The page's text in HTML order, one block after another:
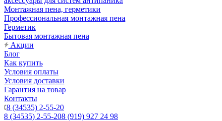
Монтажная пена, герметики
Профессиональная монтажная пена
Герметик
Бытовая монтажная пена
Акции
Блог
Как купить
Условия оплаты
Условия доставки
Гарантия на товар
Контакты
8 (34535) 2-55-20
8 (34535) 2-55-208 (919) 927 24 98